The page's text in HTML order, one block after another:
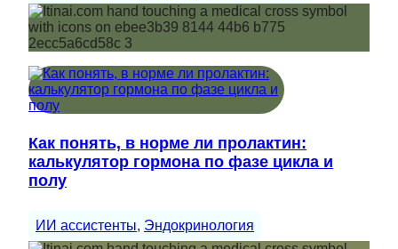
Как понять, в норме ли пролактин:
калькулятор гормона по фазе цикла и
полу
ИИ ассистенты, Эндокринология